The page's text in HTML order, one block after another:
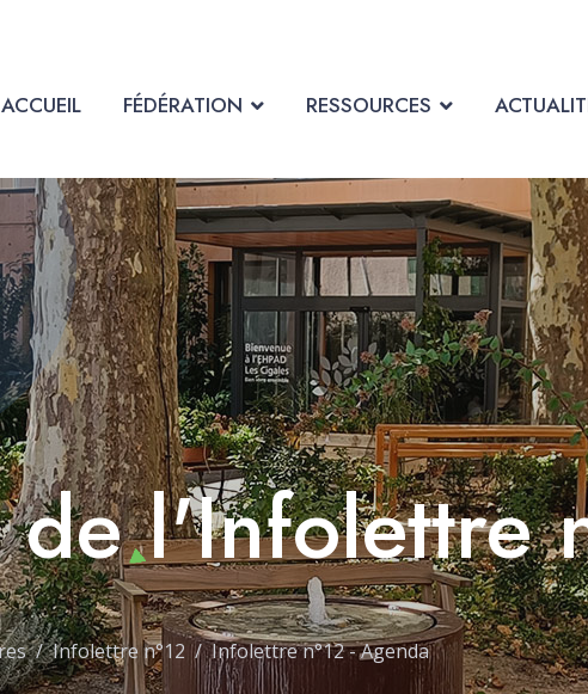
ACCUEIL FÉDÉRATION RESSOURCES
l'Infolettre
Infolettre n°12 Infolettre n°12 - Agenda